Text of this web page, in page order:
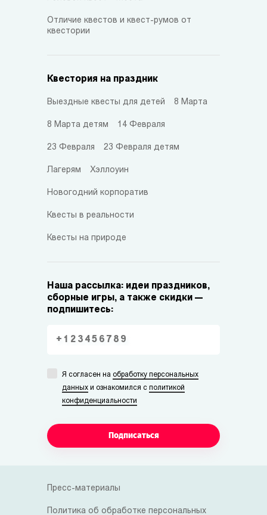
Отличие квестов и квест-румов от
квестории
Квестория на праздник
Выездные квесты для детей 8 Марта
8 Марта детям 14 Февраля
23 Февраля 23 Февраля детям
Лагерям Хэллоуин
Новогодний корпоратив
Квесты в реальности
Квесты на природе
Наша рассылка: идеи праздников,
сборные игры, а также скидки —
подпишитесь:
Я согласен на обработку персональных
данных и ознакомился с политикой
конфиденциальности
Подписаться
Пресс-материалы
Политика об обработке персональных